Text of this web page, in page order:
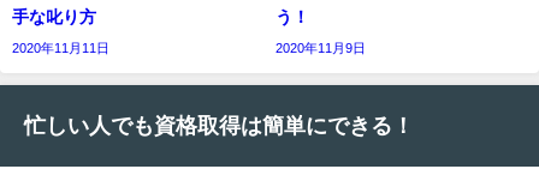
手な叱り方
2020年11月11日
う！
2020年11月9日
忙しい人でも資格取得は簡単にできる！